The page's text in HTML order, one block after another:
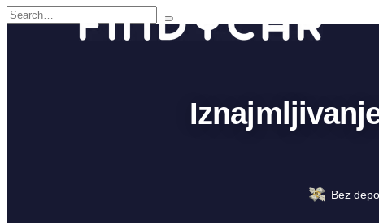
Skip
to
Search
for:
Bez